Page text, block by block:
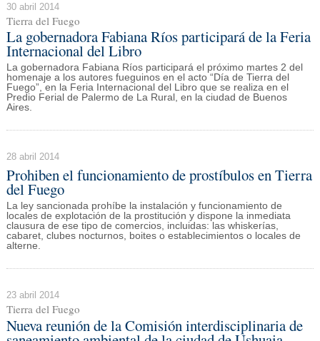
30 abril 2014
Tierra del Fuego
La gobernadora Fabiana Ríos participará de la Feria
Internacional del Libro
La gobernadora Fabiana Ríos participará el próximo martes 2 del
homenaje a los autores fueguinos en el acto “Día de Tierra del
Fuego”, en la Feria Internacional del Libro que se realiza en el
Predio Ferial de Palermo de La Rural, en la ciudad de Buenos
Aires.
28 abril 2014
Prohiben el funcionamiento de prostíbulos en Tierra
del Fuego
La ley sancionada prohíbe la instalación y funcionamiento de
locales de explotación de la prostitución y dispone la inmediata
clausura de ese tipo de comercios, incluidas: las whiskerías,
cabaret, clubes nocturnos, boites o establecimientos o locales de
alterne.
23 abril 2014
Tierra del Fuego
Nueva reunión de la Comisión interdisciplinaria de